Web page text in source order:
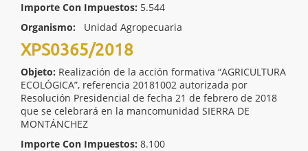
Importe Con Impuestos: 5.544
Organismo:
Unidad Agropecuaria
XPS0365/2018
Objeto: Realización de la acción formativa “AGRICULTURA
ECOLÓGICA”, referencia 20181002 autorizada por
Resolución Presidencial de fecha 21 de febrero de 2018
que se celebrará en la mancomunidad SIERRA DE
MONTÁNCHEZ
Importe Con Impuestos: 8.100